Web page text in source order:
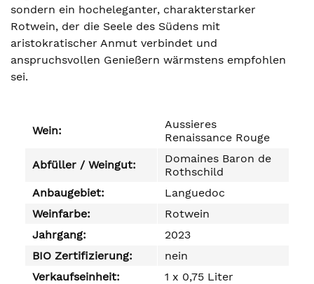
sondern ein hocheleganter, charakterstarker
Rotwein, der die Seele des Südens mit
aristokratischer Anmut verbindet und
anspruchsvollen Genießern wärmstens empfohlen
sei.
Wein:
Aussieres
Renaissance Rouge
Abfüller / Weingut:
Domaines Baron de
Rothschild
Anbaugebiet:
Languedoc
Weinfarbe:
Rotwein
Jahrgang:
2023
BIO Zertifizierung:
nein
Verkaufseinheit:
1 x 0,75 Liter